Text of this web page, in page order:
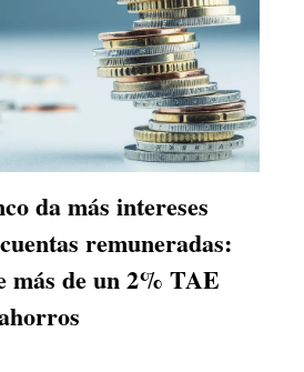
da más intereses
remuneradas:
más de un 2% TAE